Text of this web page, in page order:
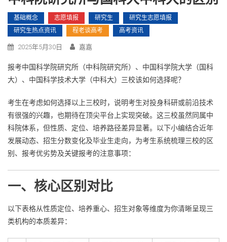
基础概念 志愿填报 研究生
研究生志愿填报
研究生热点资讯
程老谈高考 高考资讯
2025年5月30日 嘉嘉
报考中国科学院研究所（中科院研究所）、中国科学院大学（国科
大）、中国科学技术大学（中科大）三校该如何选择呢？
考生在考虑如何选择以上三校时，说明考生对投身科研或前沿技术
有很强的兴趣，也期待在顶尖平台上实现突破。这三校虽然同属中
科院体系，但性质、定位、培养路径差异显著。以下小编结合近年
发展动态、招生分数变化及毕业生走向，为考生系统梳理三校的区
别、报考优劣势及关键报考的注意事项：
一、核心区别对比
以下表格从性质定位、培养重心、招生对象等维度为你清晰呈现三
类机构的本质差异：